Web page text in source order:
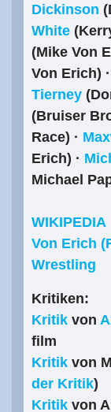
Dickinson
White
(Mike Von
Von Erich) ·
Tierney
(Bruiser
Race) ·
Erich) ·
Michael
WIKIPEDIA
Von Erich
Wrestling
Kritiken:
Kritik von
film
Kritik von
der Kritik)
Kritik von